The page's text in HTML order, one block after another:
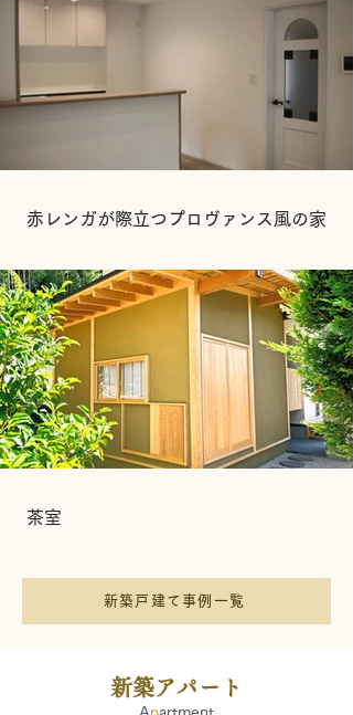
赤レンガが際立つプロヴァンス風の家
茶室
新築戸建て事例一覧
新築アパート